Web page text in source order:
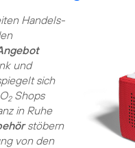
Handels-
und
sich
2Shops
in Ruhe
stöbern
von den